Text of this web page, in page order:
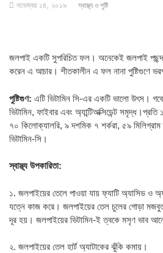
নভেম্বর ১৪, ২০১৯ স্বাস্থ্য ও পুষ্টি
জলপাই একটি সুপরিচিত ফল। অনেকেই জলপাই
করেন এ আচার। শীতকালীন এ ফল নানা পুষ্টিগুণে
পুষ্টিগুণ: এটি ভিটামিন সি-এর একটি ভালো উৎস।
ভিটামিন, ফাইবার এবং অ্যান্টিঅক্সিডেন্ট
৭০ কিলোক্যালরি, ৯ দশমিক ৭ শর্করা, ৫৯ মিলিগ্রাম
ভিটামিন-সি।
স্বাস্থ্য উপকারিতা:
১. জলপাইয়ের তেলে পাওয়া যায় ফ্যাটি অ্যাসিড ও
যত্নে কাজ করে। জলপাইয়ের তেল চুলের গোড়া
দূর হয়। জলপাইয়ের ভিটামিন-ই ত্বকে মসৃণ ভাব
২. জলপাইয়ের তেল হার্ট অ্যাটাকের ঝুঁকি কমায়।